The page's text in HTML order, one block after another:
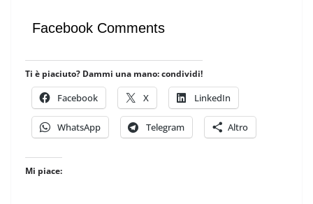
Facebook Comments
Ti è piaciuto? Dammi una mano: condividi!
Facebook X LinkedIn
WhatsApp Telegram Altro
Mi piace: